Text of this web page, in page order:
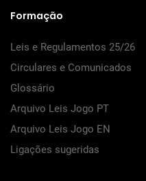
Formação
Leis e Regulamentos 25/26
Circulares e Comunicados
Glossário
Arquivo Leis Jogo PT
Arquivo Leis Jogo EN
Ligações sugeridas